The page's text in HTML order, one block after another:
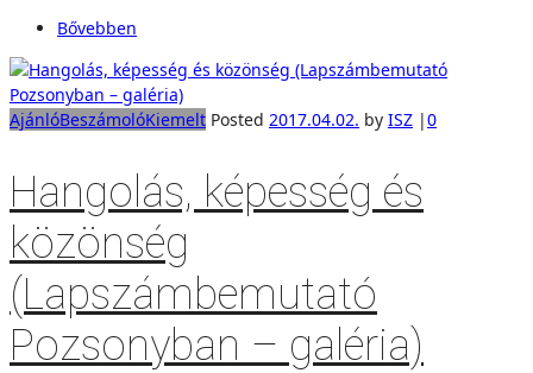
Bővebben
AjánlóBeszámolóKiemelt Posted 2017.04.02. by ISZ |0
Hangolás, képesség és
közönség
(Lapszámbemutató
Pozsonyban – galéria)